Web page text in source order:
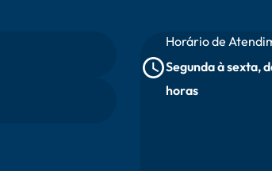
Horário de
Segunda à sexta,
horas